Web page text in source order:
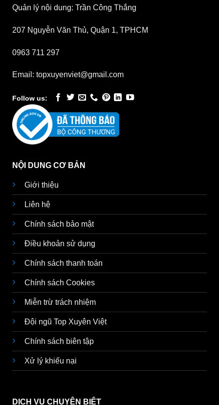
Quản lý nội dung: Trần Công Thắng
207 Nguyễn Văn Thủ, Quận 1, TPHCM
0963 711 297
Email: topxuyenviet@gmail.com
Follow us:
NỘI DUNG CƠ BẢN
Giới thiệu
Liên hệ
Chính sách bảo mật
Điều khoản sử dụng
Chính sách thanh toán
Chính sách Cookies
Miễn trừ trách nhiệm
Đội ngũ Top Xuyên Việt
Chính sách biên tập
Xử lý khiếu nại
DỊCH VỤ CHUYÊN BIỆT